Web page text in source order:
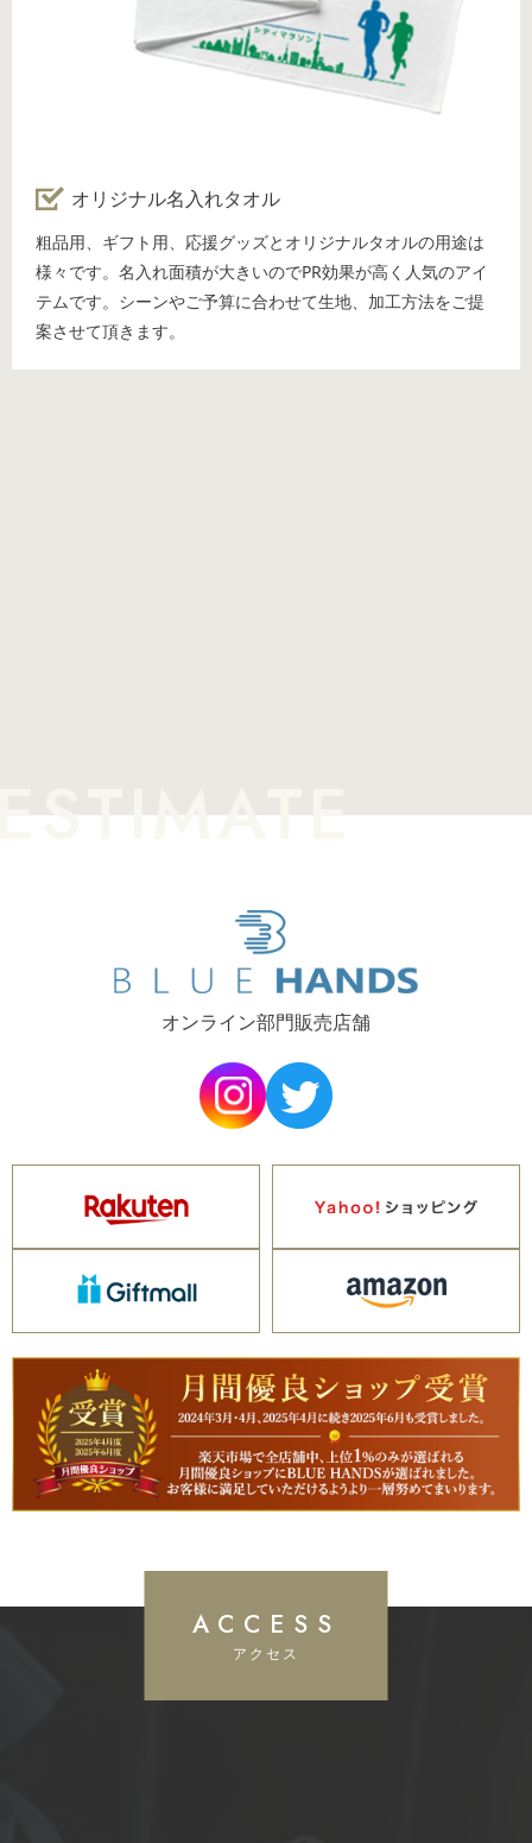
オリジナル名入れタオル
粗品用、ギフト用、応援グッズとオリジナルタオルの用途は
様々です。名入れ面積が大きいのでPR効果が高く人気のアイ
テムです。シーンやご予算に合わせて生地、加工方法をご提
案させて頂きます。
オンライン部門販売店舗
ACCESS